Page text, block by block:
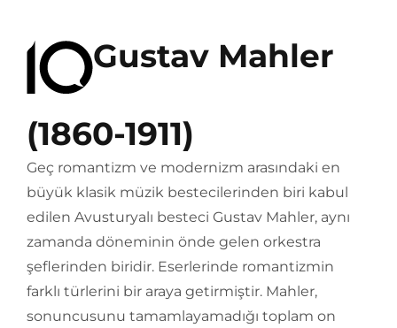
Gustav Mahler
(1860-1911)
Geç romantizm ve modernizm arasındaki en
büyük klasik müzik bestecilerinden biri kabul
edilen Avusturyalı besteci Gustav Mahler, aynı
zamanda döneminin önde gelen orkestra
şeflerinden biridir. Eserlerinde romantizmin
farklı türlerini bir araya getirmiştir. Mahler,
sonuncusunu tamamlayamadığı toplam on